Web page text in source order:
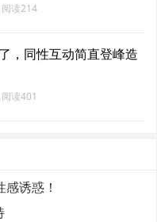
阅读214
，同性互动简直登峰造
阅读401
诱惑！